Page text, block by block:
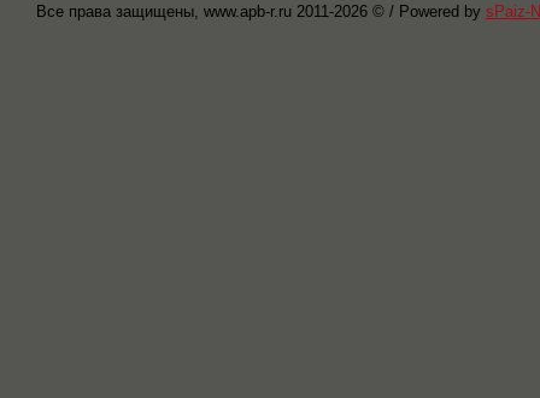
Все права защищены, www.apb-r.ru 2011-2026 © / Powered by sPaiz-